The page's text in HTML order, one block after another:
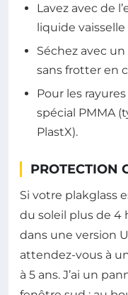
Lavez avec de
liquide
Séchez avec
sans frotter en
Pour les
spécial PMMA
PlastX).
PROTECTION
Si votre plakglass
du soleil plus de 4
dans une version
attendez-vous à
à 5 ans. J’ai un